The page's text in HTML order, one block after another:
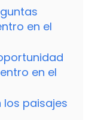
en el
en el
los paisajes